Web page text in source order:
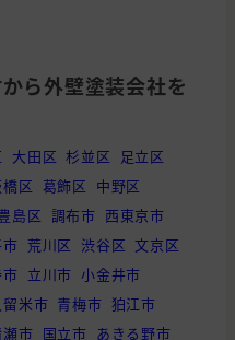
・防水
屋根の塗装
ら外壁塗装会社を
大田区 杉並区
足立区
区 葛飾区 中野区
島区 調布市 西東京市
荒川区 渋谷区 文京区
立川市 小金井市
留米市 青梅市 狛江市
瀬市 国立市 あきる野市